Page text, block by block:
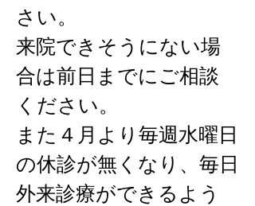
さい。
来院できそうにない場
合は前日までにご相談
ください。
また４月より毎週水曜日
の休診が無くなり、毎日
外来診療ができるよう